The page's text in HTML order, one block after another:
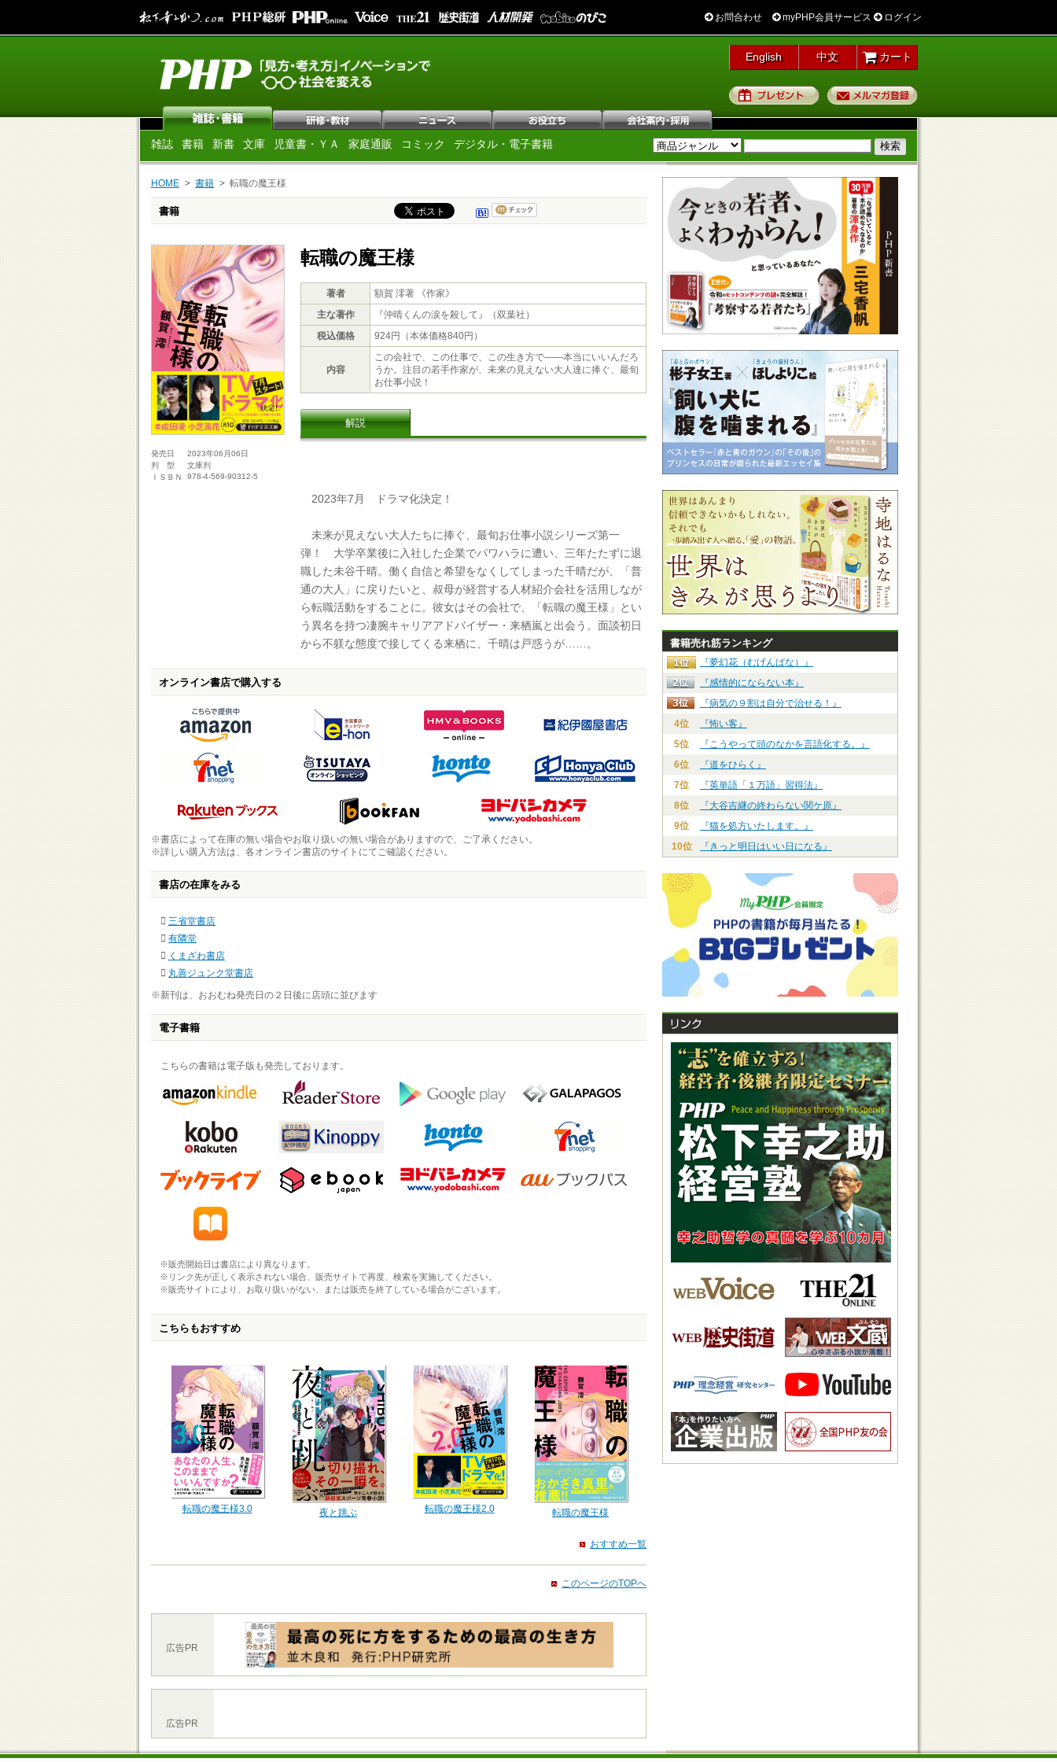
お問合わせ myPHP会員サービス ログイン
English 中文 カート
プレゼント
雑誌 書籍 新書 文庫 児童書・ＹＡ 家庭通販 コミック デジタル・電子書籍
HOME 書籍 転職の魔王様
書籍
発売日
2023年06月06日
判 型
文庫判
ＩＳＢＮ
978-4-569-90312-5
転職の魔王様
著者
額賀 澪著 《作家》
主な著作
『沖晴くんの涙を殺して』（双葉社）
税込価格
924円（本体価格840円）
内容
この会社で、この仕事で、この生き方で――本当にいいんだろ
うか。注目の若手作家が、未来の見えない大人達に捧ぐ、最旬
お仕事小説！
解説
2023年7月 ドラマ化決定！
未来が見えない大人たちに捧ぐ、最旬お仕事小説シリーズ第一
弾！ 大学卒業後に入社した企業でパワハラに遭い、三年たたずに退
職した未谷千晴。働く自信と希望をなくしてしまった千晴だが、「普
通の大人」に戻りたいと、叔母が経営する人材紹介会社を活用しなが
ら転職活動をすることに。彼女はその会社で、「転職の魔王様」とい
う異名を持つ凄腕キャリアアドバイザー・来栖嵐と出会う。面談初日
から不躾な態度で接してくる来栖に、千晴は戸惑うが……。
オンライン書店で購入する
※書店によって在庫の無い場合やお取り扱いの無い場合がありますので、ご了承ください。
※詳しい購入方法は、各オンライン書店のサイトにてご確認ください。
書店の在庫をみる
三省堂書店
有隣堂
くまざわ書店
丸善ジュンク堂書店
※新刊は、おおむね発売日の２日後に店頭に並びます
電子書籍
こちらの書籍は電子版も発売しております。
※販売開始日は書店により異なります。
※リンク先が正しく表示されない場合、販売サイトで再度、検索を実施してください。
※販売サイトにより、お取り扱いがない、または販売を終了している場合がございます。
こちらもおすすめ
転職の魔王様3.0 夜と跳ぶ 転職の魔王様2.0 転職の魔王様
おすすめ一覧
このページのTOPへ
広告PR
広告PR
書籍売れ筋ランキング
『夢幻花（むげんばな）』
『感情的にならない本』
『病気の９割は自分で治せる！』
4位
『怖い客』
5位
『こうやって頭のなかを言語化する。』
6位
『道をひらく』
7位
『英単語「１万語」習得法』
8位
『大谷吉継の終わらない関ケ原』
9位
『猫を処方いたします。』
10位
『きっと明日はいい日になる』